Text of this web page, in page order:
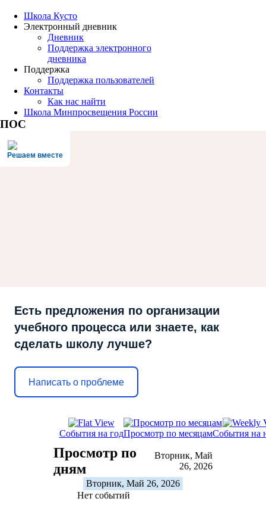
Школа Кусто
Электронный дневник
Дневник
Поддержка электронного
дневника
Поддержка
Поддержка пользователей
Контакты
Как нас найти
Школа Минпросвещения России
ПОС
Решаем вместе
Есть предложения по организации
учебного процесса или знаете, как
сделать школу лучше?
Написать о проблеме
События на годПросмотр по месяцамСобытия на
Просмотр по
дням
Вторник, Май
26, 2026
Вторник, Май 26, 2026
Нет событий